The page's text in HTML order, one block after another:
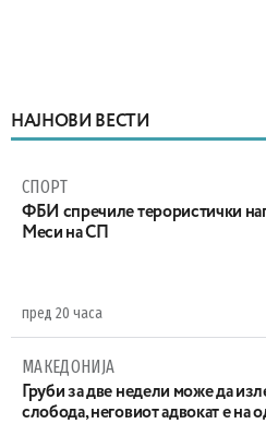
НАЈНОВИ ВЕСТИ
СПОРТ
ФБИ спречиле терористички
Меси на СП
пред 20 часа
МАКЕДОНИЈА
Груби за две недели може да
слобода, неговиот адвокат е на